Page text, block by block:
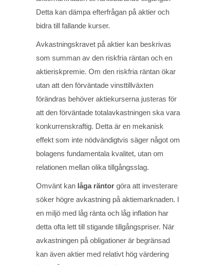
Detta kan dämpa efterfrågan på aktier och
bidra till fallande kurser.
Avkastningskravet på aktier kan beskrivas
som summan av den riskfria räntan och en
aktieriskpremie. Om den riskfria räntan ökar
utan att den förväntade vinsttillväxten
förändras behöver aktiekurserna justeras för
att den förväntade totalavkastningen ska vara
konkurrenskraftig. Detta är en mekanisk
effekt som inte nödvändigtvis säger något om
bolagens fundamentala kvalitet, utan om
relationen mellan olika tillgångsslag.
Omvänt kan låga räntor göra att investerare
söker högre avkastning på aktiemarknaden. I
en miljö med låg ränta och låg inflation har
detta ofta lett till stigande tillgångspriser. När
avkastningen på obligationer är begränsad
kan även aktier med relativt hög värdering